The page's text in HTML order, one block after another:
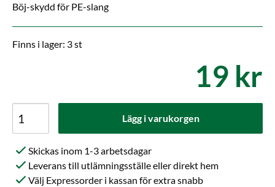
Böj-skydd för PE-slang
Finns i lager: 3 st
19 kr
Lägg i varukorgen
Skickas inom 1-3 arbetsdagar
Leverans till utlämningsställe eller direkt hem
Välj Expressorder i kassan för extra snabb